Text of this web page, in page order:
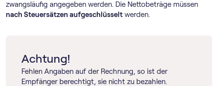
zwangsläufig angegeben werden. Die Nettobeträge müssen
nach Steuersätzen aufgeschlüsselt werden.
Achtung!
Fehlen Angaben auf der Rechnung, so ist der
Empfänger berechtigt, sie nicht zu bezahlen.